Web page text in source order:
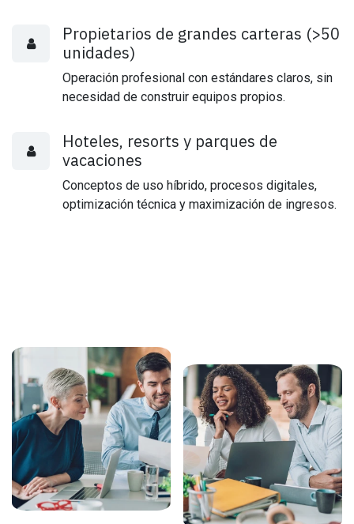
Propietarios de grandes carteras (>50
unidades)
Operación profesional con estándares claros, sin
necesidad de construir equipos propios.
Hoteles, resorts y parques de
vacaciones
Conceptos de uso híbrido, procesos digitales,
optimización técnica y maximización de ingresos.